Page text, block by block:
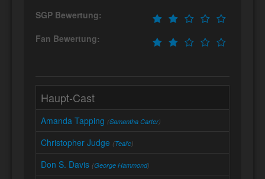
SGP Bewertung:
Fan Bewertung:
Haupt-Cast
Amanda Tapping (Samantha Carter)
Christopher Judge (Teal'c)
Don S. Davis (George Hammond)